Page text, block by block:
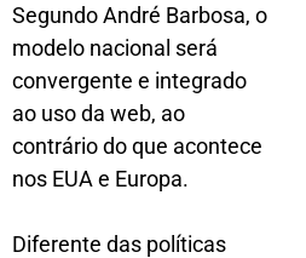
Segundo André Barbosa, o
modelo nacional será
convergente e integrado
ao uso da web, ao
contrário do que acontece
nos EUA e Europa.
Diferente das políticas